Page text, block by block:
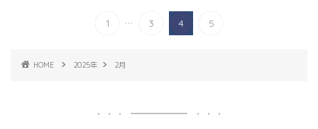
1 ... 3 4 5
HOME 2025年 2月